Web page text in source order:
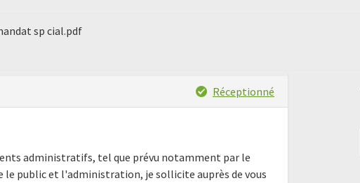
sp cial.pdf
Réceptionné
administratifs, tel que prévu notamment par le
le public et l'administration, je sollicite auprès de vous